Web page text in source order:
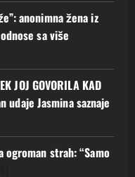
anonimna žena iz
sa više
JOJ GOVORILA KAD
udaje Jasmina saznaje
ogroman strah: “Samo